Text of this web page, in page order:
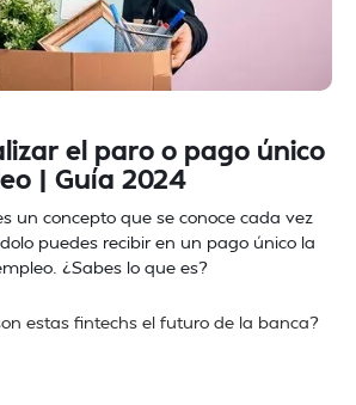
el paro o pago único
| Guía 2024
un concepto que se conoce cada vez
puedes recibir en un pago único la
¿Sabes lo que es?